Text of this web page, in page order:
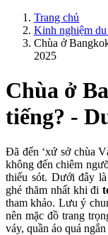
Trang chủ
Kinh nghiệm
Chùa ở
2025
Chùa ở
tiếng? -
Đã đến ‘xứ sở chùa
không đến chiêm
thiếu sót. Dưới đây
ghé thăm nhất khi đi
tham khảo. Lưu ý
nên mặc đồ trang
váy, quần áo quá